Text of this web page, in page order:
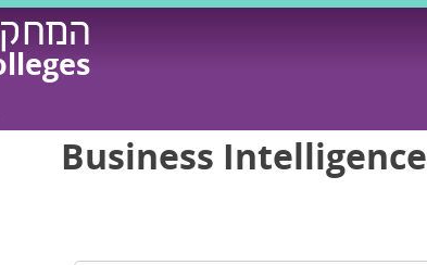
Business Intelligence